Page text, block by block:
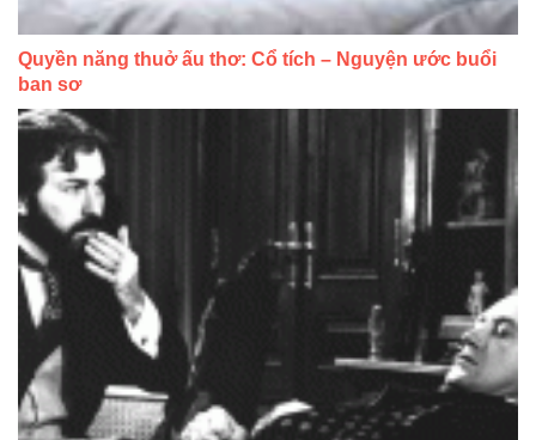
Quyền năng thuở ấu thơ: Cổ tích – Nguyện ước buổi
ban sơ